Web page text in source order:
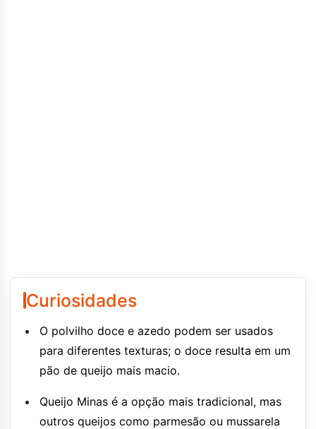
Curiosidades
O polvilho doce e azedo podem ser usados
para diferentes texturas; o doce resulta em um
pão de queijo mais macio.
Queijo Minas é a opção mais tradicional, mas
outros queijos como parmesão ou mussarela